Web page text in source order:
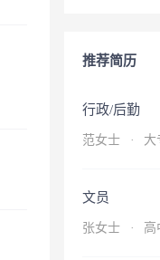
推荐简历
行政/后勤
范女士 · 大
文员
张女士 · 高